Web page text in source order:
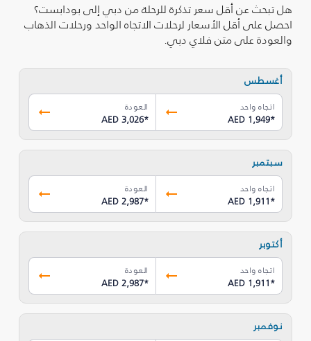
هل تبحث عن أقل سعر تذكرة للرحلة من دبي إلى بودابست؟
احصل على أقل الأسعار لرحلات الاتجاه الواحد ورحلات الذهاب
والعودة على متن فلاي دبي.
أغسطس
اتجاه واحد
AED 1,949*
العودة
AED 3,026*
سبتمبر
اتجاه واحد
AED 1,911*
العودة
AED 2,987*
أكتوبر
اتجاه واحد
AED 1,911*
العودة
AED 2,987*
نوفمبر